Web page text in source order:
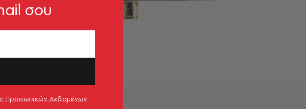
σου
Προσωπικών Δεδομένων